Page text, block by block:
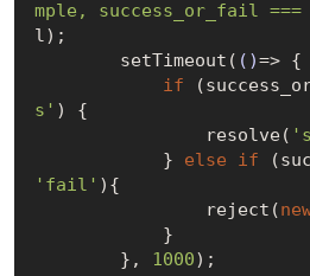
mple, success_or_fail ===
l);
        setTimeout(
()=> {
if
s' ) {
                resolve(
            }
else if
'fail' ){
                reject(
        },
1000);